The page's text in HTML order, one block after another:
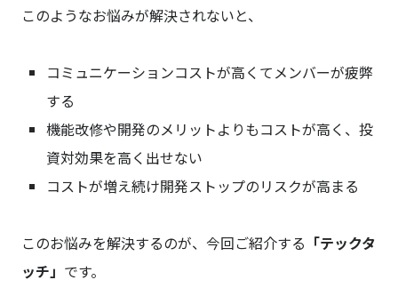
このようなお悩みが解決されないと、
コミュニケーションコストが高くてメンバーが疲弊
する
機能改修や開発のメリットよりもコストが高く、投
資対効果を高く出せない
コストが増え続け開発ストップのリスクが高まる
このお悩みを解決するのが、今回ご紹介する 「テックタ
ッチ」 です。